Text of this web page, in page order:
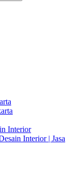
Interior
Interior | Jasa